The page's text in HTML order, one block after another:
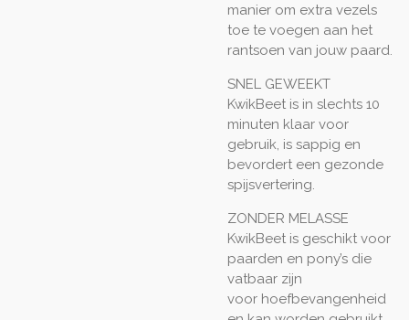
manier om extra vezels
toe te voegen aan het
rantsoen van jouw paard.
SNEL GEWEEKT
KwikBeet is in slechts 10
minuten klaar voor
gebruik, is sappig en
bevordert een gezonde
spijsvertering.
ZONDER MELASSE
KwikBeet is geschikt voor
paarden en pony’s die
vatbaar zijn
voor hoefbevangenheid